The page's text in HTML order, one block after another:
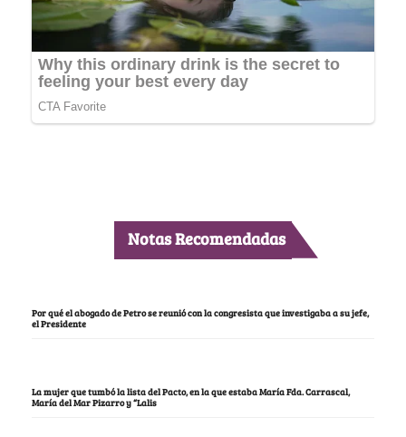
Notas Recomendadas
Por qué el abogado de Petro se reunió con la congresista que investigaba a su jefe,
el Presidente
La mujer que tumbó la lista del Pacto, en la que estaba María Fda. Carrascal,
María del Mar Pizarro y “Lalis